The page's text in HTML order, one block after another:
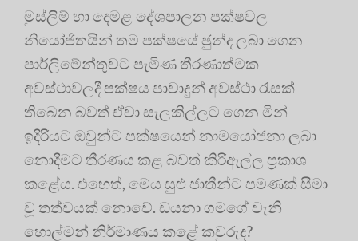
මුස්ලිම් හා දෙමළ දේශපාලන පක්ෂවල
නියෝජිතයින් තම පක්ෂයේ ඡුන්ද ලබා ගෙන
පාර්ලිමේන්තුවට පැමිණ තීරණාත්මක
අවස්ථාවලදී පක්ෂය පාවාදුන් අවස්ථා රැසක්
තිබෙන බවත් ඒවා සැලකිල්ලට ගෙන මින්
ඉදිරියට ඔවුන්ට පක්ෂයෙන් නාමයෝජනා ලබා
නොදීමට තීරණය කළ බවත් කිරිඇල්ල ප‍්‍රකාශ
කළේය. එහෙත්, මෙය සුළු ජාතීන්ට පමණක් සීමා
වූ තත්වයක් නොවේ. ඩයනා ගමගේ වැනි
හොල්මන් නිර්මාණය කළේ කවුරුද?